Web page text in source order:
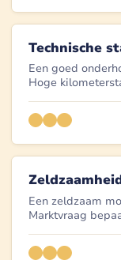
Technische
Een goed
Hoge
Een zeldzaam
Marktvraag